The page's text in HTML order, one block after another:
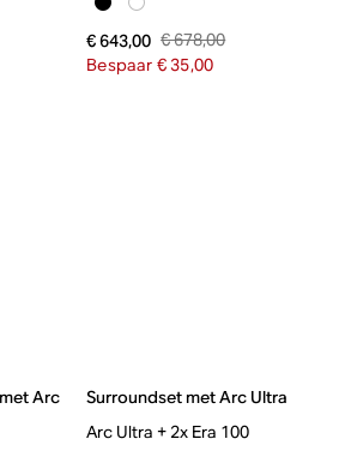
€ 643,00 € 678,00
Bespaar € 35,00
Arc
Surroundset met Arc Ultra
Arc Ultra + 2x Era 100